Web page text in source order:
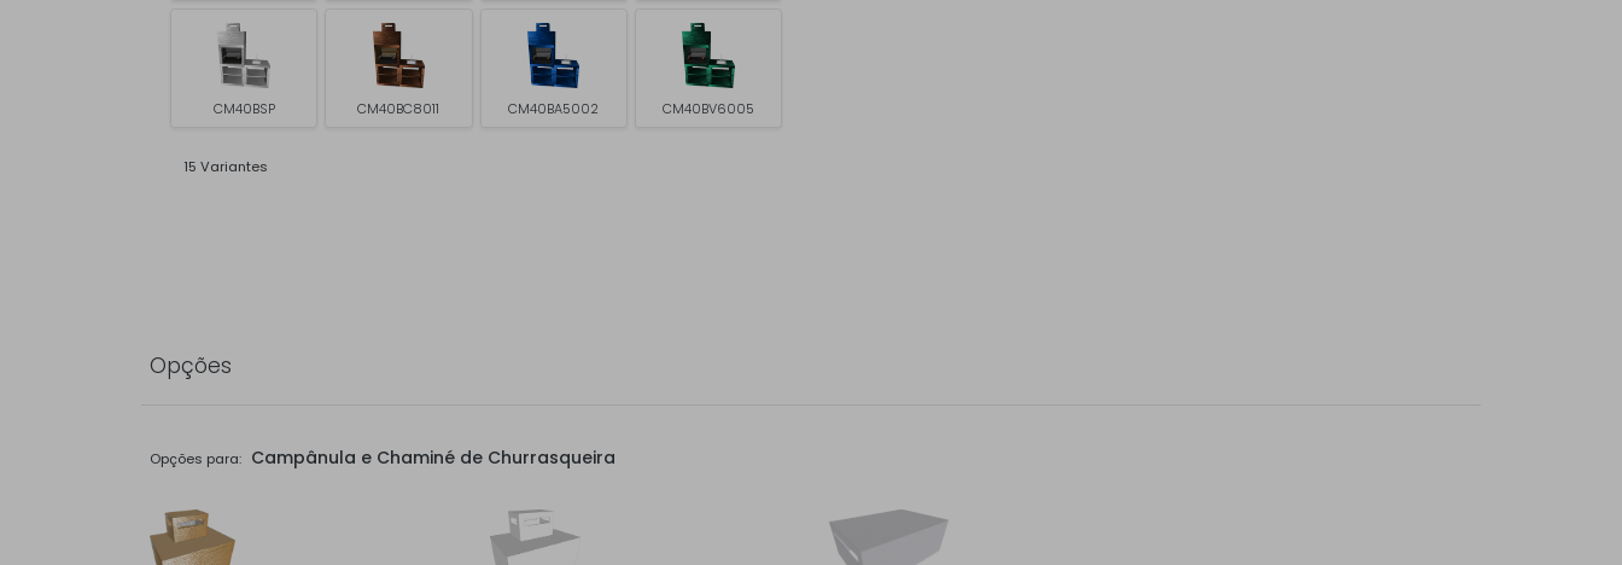
CM40BSP CM40BC8011 CM40BA5002 CM40BV6005
15 Variantes
Opções
Opções para: Campânula e Chaminé de Churrasqueira